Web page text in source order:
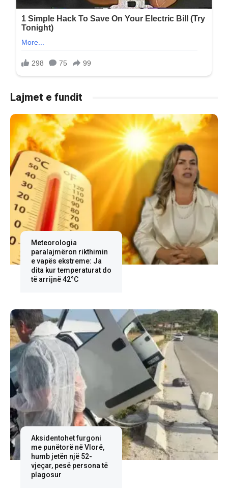
Lajmet e fundit
Meteorologia
paralajmëron rikthimin
e vapës ekstreme: Ja
dita kur temperaturat do
të arrijnë 42°C
Aksidentohet furgoni
me punëtorë në Vlorë,
humb jetën një 52-
vjeçar, pesë persona të
plagosur